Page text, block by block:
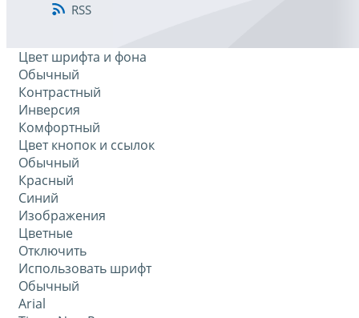
RSS
Цвет шрифта и фона
Обычный
Контрастный
Инверсия
Комфортный
Цвет кнопок и ссылок
Обычный
Красный
Синий
Изображения
Цветные
Отключить
Использовать шрифт
Обычный
Arial